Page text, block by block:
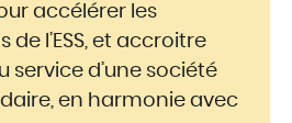
accélérer les
l’ESS, et accroitre
service d’une société
en harmonie avec